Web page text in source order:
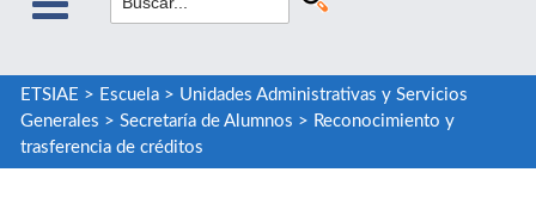
ETSIAE > Escuela> Unidades Administrativas y Servicios
Generales > Secretaría de Alumnos > Reconocimiento y
trasferencia de créditos